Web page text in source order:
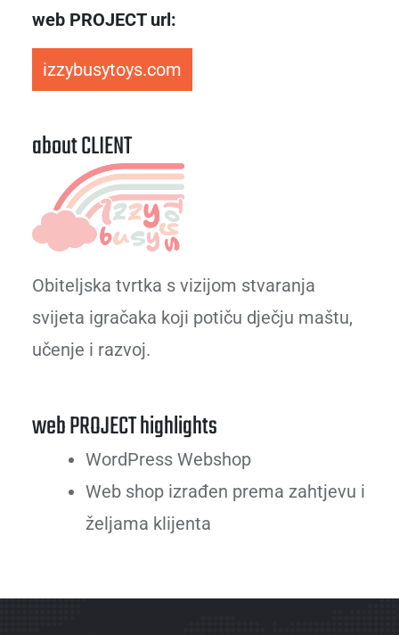
web PROJECT url:
izzybusytoys.com
about CLIENT
Obiteljska tvrtka s vizijom stvaranja
svijeta igračaka koji potiču dječju maštu,
učenje i razvoj.
web PROJECT highlights
WordPress Webshop
Web shop izrađen prema zahtjevu i
željama klijenta